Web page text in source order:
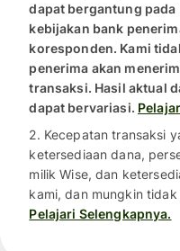
dapat bergantung
kebijakan bank
koresponden. Kami
penerima akan
transaksi. Hasil aktual
dapat bervariasi.
2. Kecepatan transaksi
ketersediaan dana,
milik Wise, dan
kami, dan mungkin
Pelajari Selengkapnya.